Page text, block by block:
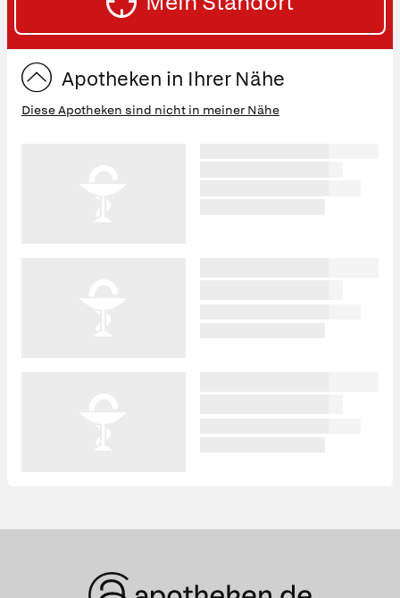
Apotheken in Ihrer Nähe
Diese Apotheken sind nicht in meiner Nähe